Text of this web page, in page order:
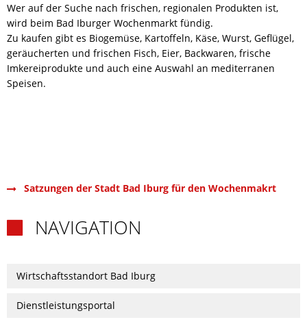
Wer auf der Suche nach frischen, regionalen Produkten ist,
wird beim Bad Iburger Wochenmarkt fündig.
Zu kaufen gibt es Biogemüse, Kartoffeln, Käse, Wurst, Geflügel,
geräucherten und frischen Fisch, Eier, Backwaren, frische
Imkereiprodukte und auch eine Auswahl an mediterranen
Speisen.
Satzungen der Stadt Bad Iburg für den Wochenmakrt
NAVIGATION
Wirtschaftsstandort Bad Iburg
Dienstleistungsportal